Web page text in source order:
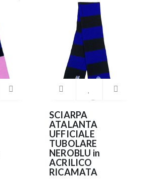
SCIARPA
ATALANTA
UFFICIALE
TUBOLARE
NEROBLU in
ACRILICO
RICAMATA